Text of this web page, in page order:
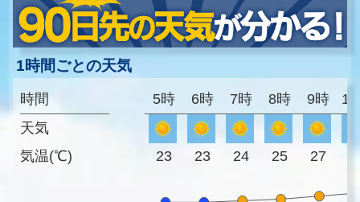
1時間ごとの天気
時間
天気
気温(℃)
5時 6時 7時 8時 9時
23 23 24 25 27